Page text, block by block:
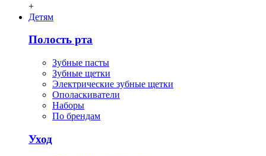
+
Детям
Полость рта
Зубные пасты
Зубные щетки
Электрические зубные щетки
Ополаскиватели
Наборы
По брендам
Уход